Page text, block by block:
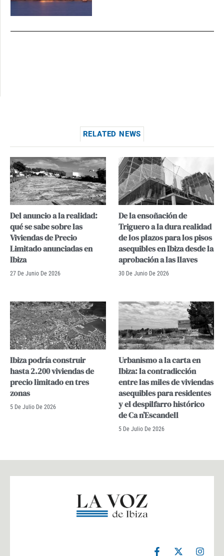
RELATED NEWS
Del anuncio a la realidad:
qué se sabe sobre las
Viviendas de Precio
Limitado anunciadas en
Ibiza
27 De Junio De 2026
De la ensoñación de
Triguero a la dura realidad
de los plazos para los pisos
asequibles en Ibiza desde la
aprobación a las llaves
30 De Junio De 2026
Ibiza podría construir
hasta 2.200 viviendas de
precio limitado en tres
zonas
5 De Julio De 2026
Urbanismo a la carta en
Ibiza: la contradicción
entre las miles de viviendas
asequibles para residentes
y el despilfarro histórico
de Ca n’Escandell
5 De Julio De 2026
F
X
I